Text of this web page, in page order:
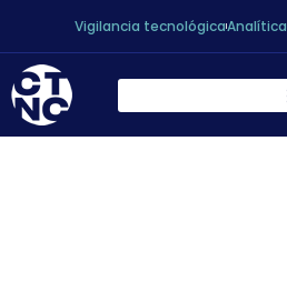
Vigilancia tecnológicaAnalítica